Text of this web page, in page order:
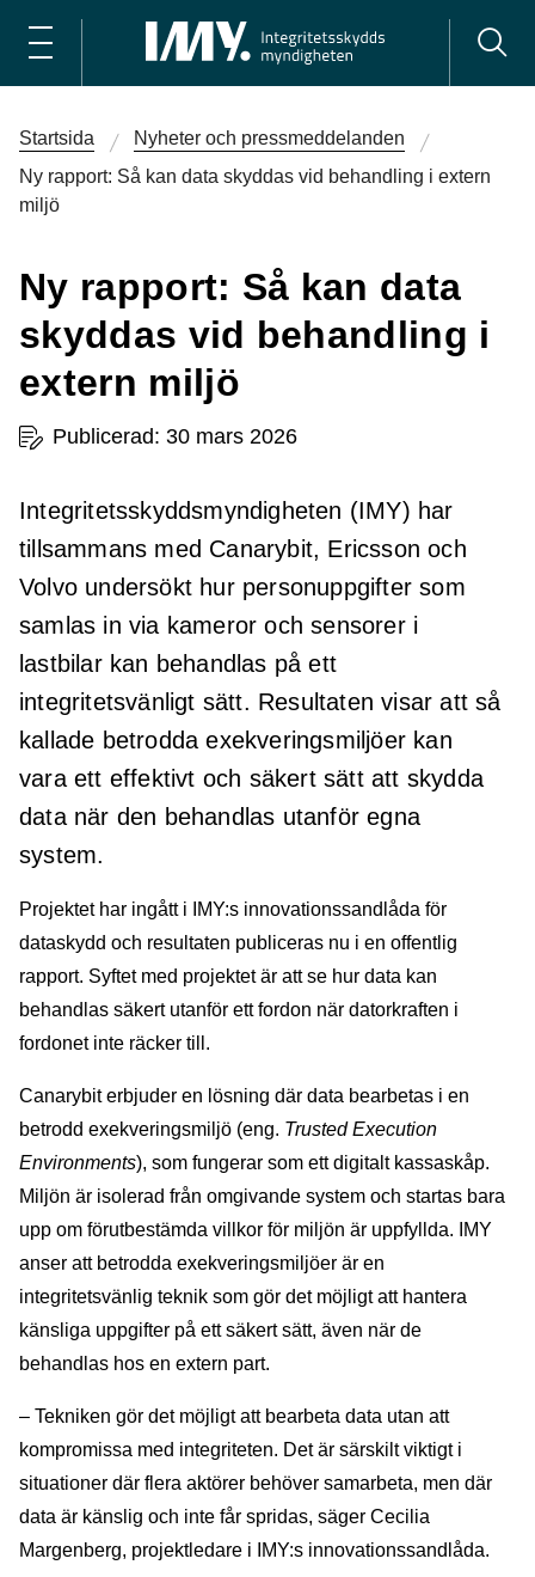
Startsida
Nyheter och pressmeddelanden
Ny rapport: Så kan data skyddas vid behandling i extern
miljö
Ny rapport: Så kan data
skyddas vid behandling i
extern miljö
Publicerad: 30 mars 2026
Integritetsskyddsmyndigheten (IMY) har
tillsammans med Canarybit, Ericsson och
Volvo undersökt hur personuppgifter som
samlas in via kameror och sensorer i
lastbilar kan behandlas på ett
integritetsvänligt sätt. Resultaten visar att så
kallade betrodda exekveringsmiljöer kan
vara ett effektivt och säkert sätt att skydda
data när den behandlas utanför egna
system.
Projektet har ingått i IMY:s innovationssandlåda för
dataskydd och resultaten publiceras nu i en offentlig
rapport. Syftet med projektet är att se hur data kan
behandlas säkert utanför ett fordon när datorkraften i
fordonet inte räcker till.
Canarybit erbjuder en lösning där data bearbetas i en
betrodd exekveringsmiljö (eng. Trusted Execution
Environments), som fungerar som ett digitalt kassaskåp.
Miljön är isolerad från omgivande system och startas bara
upp om förutbestämda villkor för miljön är uppfyllda. IMY
anser att betrodda exekveringsmiljöer är en
integritetsvänlig teknik som gör det möjligt att hantera
känsliga uppgifter på ett säkert sätt, även när de
behandlas hos en extern part.
– Tekniken gör det möjligt att bearbeta data utan att
kompromissa med integriteten. Det är särskilt viktigt i
situationer där flera aktörer behöver samarbeta, men där
data är känslig och inte får spridas, säger Cecilia
Margenberg, projektledare i IMY:s innovationssandlåda.